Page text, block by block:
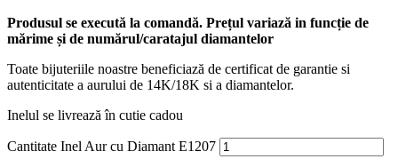
Produsul se execută la comandă. Prețul variază in funcție de
mărime și de numărul/caratajul diamantelor
Toate bijuteriile noastre beneficiază de certificat de garantie si
autenticitate a aurului de 14K/18K si a diamantelor.
Inelul se livrează în cutie cadou
Cantitate Inel Aur cu Diamant E1207